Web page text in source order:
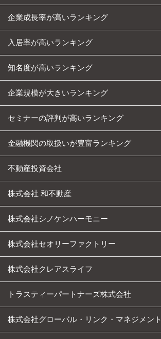
企業成長率が高いランキング
入居率が高いランキング
知名度が高いランキング
企業規模が大きいランキング
セミナーの評判が高いランキング
金融機関の取扱いが豊富ランキング
不動産投資会社
株式会社 和不動産
株式会社シノケンハーモニー
株式会社セオリーファクトリー
株式会社クレアスライフ
トラスティーパートナーズ株式会社
株式会社グローバル・リンク・マネジメント